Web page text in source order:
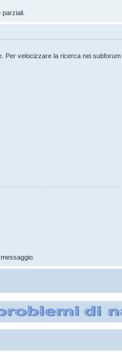
Per velocizzare la ricerca nei subforum